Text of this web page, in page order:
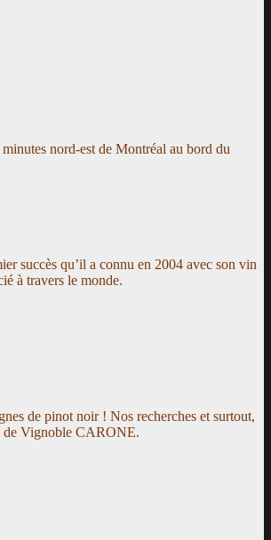
nord-est de Montréal au bord du
succès qu’il a connu en 2004 avec son vin
à travers le monde.
de pinot noir ! Nos recherches et surtout,
de Vignoble CARONE.